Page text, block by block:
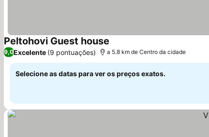
Peltohovi Guest house
9,0Excelente (9 pontuações) a 5.8 km de Centro da cidade
Selecione as datas para ver os preços exatos.